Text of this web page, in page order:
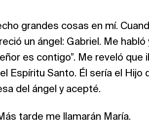
grandes cosas en mí.
un ángel: Gabriel. Me habló
es contigo”. Me reveló que
Espíritu Santo. Él sería el Hijo
del ángel y acepté.
tarde me llamarán María.